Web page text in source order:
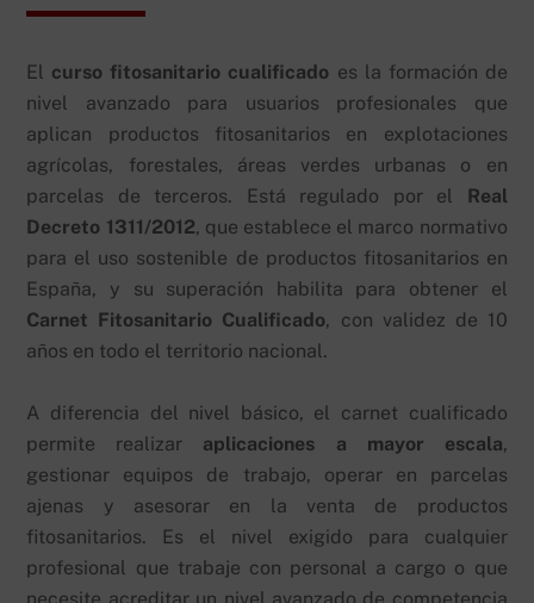
El curso fitosanitario cualificado es la formación de
nivel avanzado para usuarios profesionales que
aplican productos fitosanitarios en explotaciones
agrícolas, forestales, áreas verdes urbanas o en
parcelas de terceros. Está regulado por el
Real
Decreto 1311/2012, que establece el marco normativo
para el uso sostenible de productos fitosanitarios en
España, y su superación habilita para obtener el
Carnet Fitosanitario Cualificado, con validez de 10
años en todo el territorio nacional.
A diferencia del nivel básico, el carnet cualificado
permite realizar aplicaciones a mayor escala,
gestionar equipos de trabajo, operar en parcelas
ajenas y asesorar en la venta de productos
fitosanitarios. Es el nivel exigido para cualquier
profesional que trabaje con personal a cargo o que